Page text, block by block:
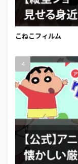
こねこフィルム